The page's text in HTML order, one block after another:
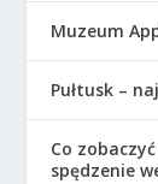
Muzeum
Pułtusk –
Co
spędzenie